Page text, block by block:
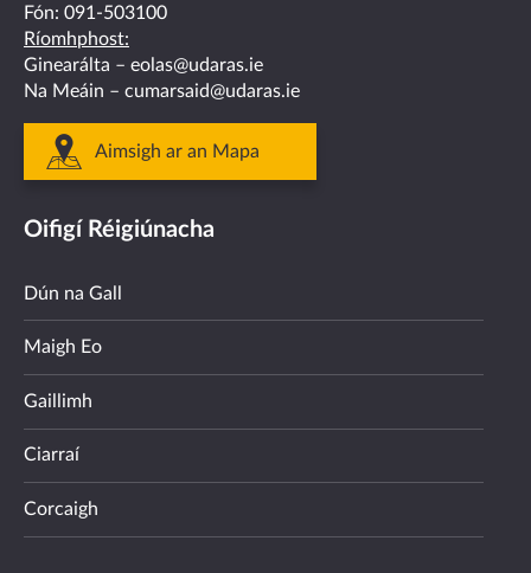
Fón: 091-503100
Ríomhphost:
Ginearálta – eolas@udaras.ie
Na Meáin – cumarsaid@udaras.ie
Aimsigh ar an Mapa
Oifigí Réigiúnacha
Dún na Gall
Maigh Eo
Gaillimh
Ciarraí
Corcaigh